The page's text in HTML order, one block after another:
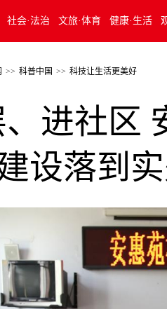
社会·法治 文旅·体育 健康·生活
>> 科普中国 >> 科技让生活更美好
进社区
设落到